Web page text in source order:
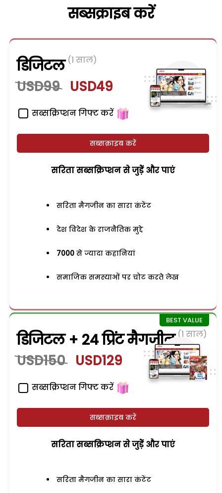
सब्सक्राइब करें
डिजिटल (1 साल)
USD99 USD49
सब्सक्रिप्शन गिफ्ट करें
सब्सक्राइब करें
सरिता सब्सक्रिप्शन से जुड़ेें और पाएं
सरिता मैगजीन का सारा कंटेंट
देश विदेश के राजनैतिक मुद्दे
7000 से ज्यादा कहानियां
समाजिक समस्याओं पर चोट करते लेख
डिजिटल + 24 प्रिंट मैगजीन (1 साल)
USD150 USD129
सब्सक्रिप्शन गिफ्ट करें
सब्सक्राइब करें
सरिता सब्सक्रिप्शन से जुड़ेें और पाएं
सरिता मैगजीन का सारा कंटेंट